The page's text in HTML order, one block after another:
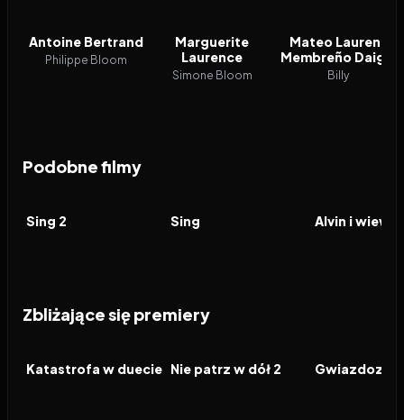
Antoine Bertrand
Philippe Bloom
Marguerite
Laurence
Simone Bloom
Mateo Laurent
Membreño Daigle
Billy
Podobne filmy
FILM
Sing 2 FILM
Sing FILM
Alvin i
Zbliżające się premiery
FILM
Katastrofa w duecie FILM
Nie patrz w dół 2 FILM